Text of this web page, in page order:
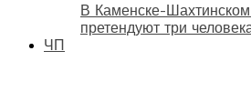
В Каменске-
претендуют три
ЧП